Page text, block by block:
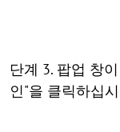
단계 3. 팝업 창
인"을 클릭하십